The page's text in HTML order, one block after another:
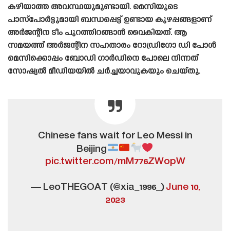
കഴിയാത്ത അവസ്ഥയുമുണ്ടായി. മെസിയുടെ
പാസ്‌പോർട്ടുമായി ബന്ധപ്പെട്ട് ഉണ്ടായ കുഴപ്പങ്ങളാണ്
അർജന്റീന ടീം പുറത്തിറങ്ങാൻ വൈകിയത്. ആ
സമയത്ത് അർജന്റീന സഹതാരം റോഡ്രിഗോ ഡി പോൾ
മെസിക്കൊപ്പം ബോഡി ഗാർഡിനെ പോലെ നിന്നത്
സോഷ്യൽ മീഡിയയിൽ ചർച്ചയാവുകയും ചെയ്‌തു.
Chinese fans wait for Leo Messi in
Beijing
pic.twitter.com/mM776ZWopW
— LeoTHEGOAT (@xia_1996_)June 10,
2023